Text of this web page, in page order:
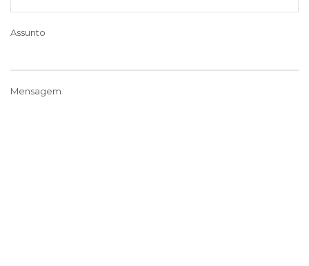
Assunto
Mensagem